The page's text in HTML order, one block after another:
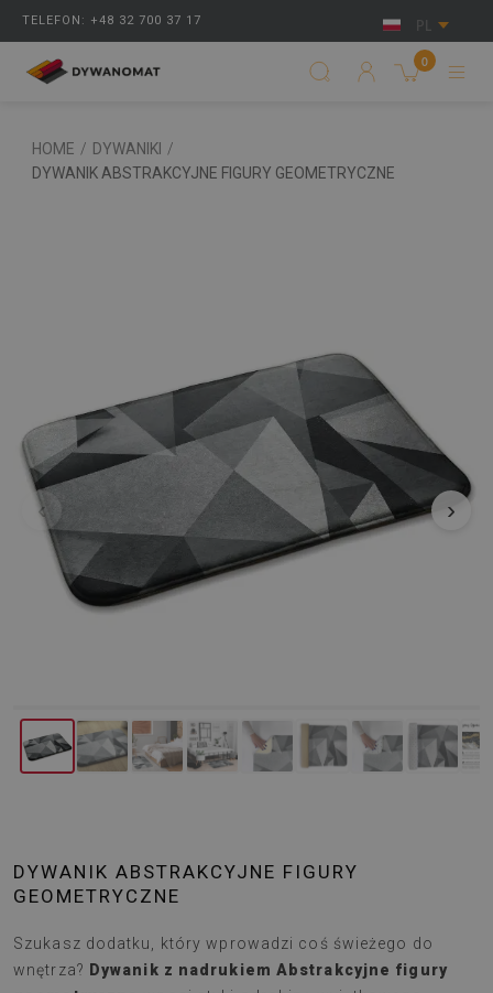
TELEFON: +48 32 700 37 17 PL
0
HOME / DYWANIKI /
DYWANIK ABSTRAKCYJNE FIGURY GEOMETRYCZNE
‹ ›
DYWANIK ABSTRAKCYJNE FIGURY
GEOMETRYCZNE
Szukasz dodatku, który wprowadzi coś świeżego do
wnętrza? Dywanik z nadrukiem Abstrakcyjne figury